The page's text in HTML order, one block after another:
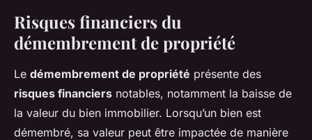
Risques financiers du
démembrement de propriété
Le démembrement de propriété présente des
risques financiers notables, notamment la baisse de
la valeur du bien immobilier. Lorsqu’un bien est
démembré, sa valeur peut être impactée de manière